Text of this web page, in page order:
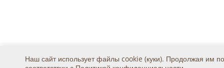
Наш сайт использует файлы cookie (куки). Продолжая им